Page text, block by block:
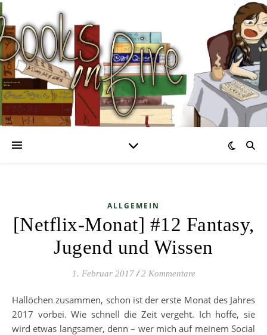
ALLGEMEIN
[Netflix-Monat] #12 Fantasy,
Jugend und Wissen
1. Februar 2017 / 2 Kommentare
Hallöchen zusammen, schon ist der erste Monat des Jahres
2017 vorbei. Wie schnell die Zeit vergeht. Ich hoffe, sie
wird etwas langsamer, denn – wer mich auf meinem Social